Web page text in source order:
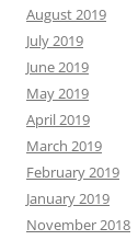
August 2019
July 2019
June 2019
May 2019
April 2019
March 2019
February 2019
January 2019
November 2018